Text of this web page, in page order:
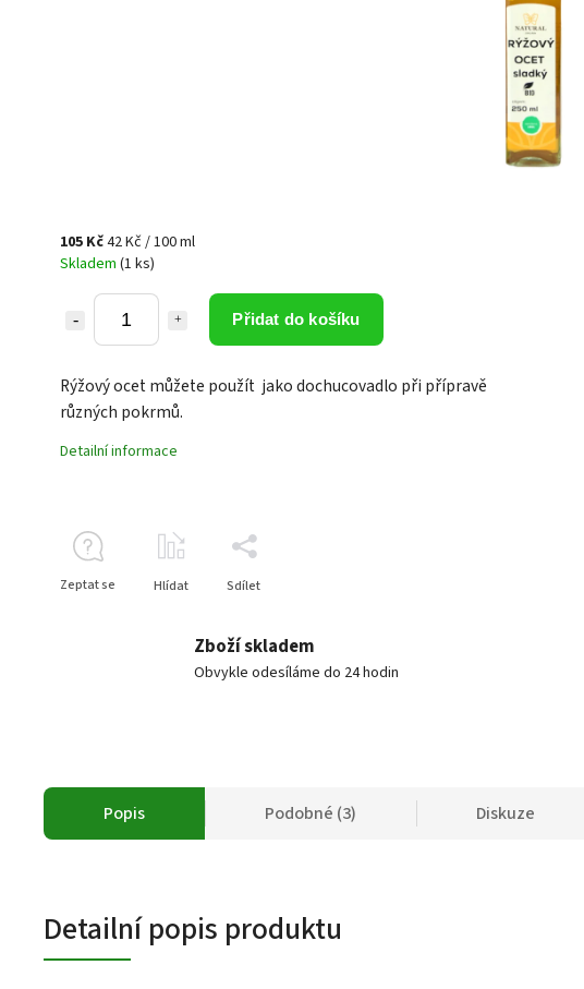
105 Kč42 Kč / 100 ml
Skladem (1 ks)
Přidat do košíku
Rýžový ocet můžete použít jako dochucovadlo při přípravě
různých pokrmů.
Detailní informace
Zeptat se Hlídat Sdílet
Zboží skladem
Obvykle odesíláme do 24 hodin
Popis Podobné (3) Diskuze
Detailní popis produktu